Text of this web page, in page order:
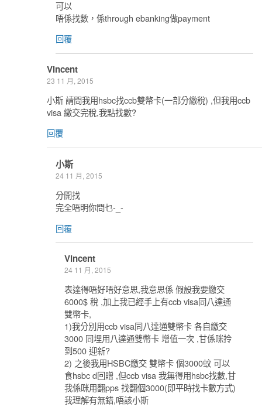
可以
唔係找數，係through ebanking做payment
回覆
Vincent
23 11 月, 2015
小斯 請問我用hsbc找ccb雙幣卡(一部分繳稅) ,但我用ccb
visa 繳交完稅,我點找數?
回覆
小斯
24 11 月, 2015
分開找
完全唔明你問乜-_-
回覆
Vincent
24 11 月, 2015
表達得唔好唔好意思,我意思係 假設我要繳交
6000$ 稅 ,加上我已經手上有ccb visa同八達通
雙幣卡,
1)我分別用ccb visa同八達通雙幣卡 各自繳交
3000 同埋用八達通雙幣卡 增值一次 ,甘係咪拎
到500 迎新?
2) 之後我用HSBC繳交 雙幣卡 個3000蚊 可以
食hsbc d回贈 ,但ccb visa 我無得用hsbc找數,甘
我係咪用翻pps 找翻個3000(即平時找卡數方式)
我理解有無錯,唔該小斯